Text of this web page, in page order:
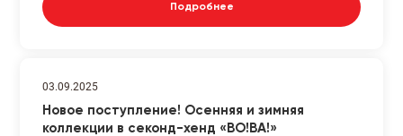
Подробнее
03.09.2025
Новое поступление! Осенняя и зимняя
коллекции в секонд-хенд «ВО!ВА!»